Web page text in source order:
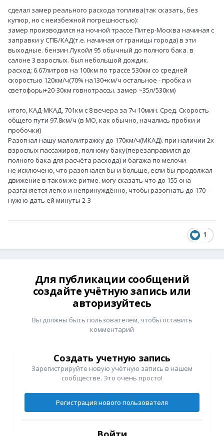
сделал замер реального расхода топлива(так сказать, без
купюр, но с неизбежной погрешностью):
замер производился на ночной трассе Питер-Москва начиная с
заправки у СПБ/КАД(т.е. начиная от границы города) в эти
выходные. бензин Лукойл 95 обычный до полного бака. в
салоне 3 взрослых. был небольшой дождик.
расход: 6.67литров на 100км по трассе 530км со средней
скоростью 120км/ч(70% на130+км/ч остальное - пробка и
светофоры+20-30км говнотрассы. замер ~35л/530км)
итого, КАД-МКАД, 701км с 8 вечера за 7ч 10мин. Сред. Скорость
общего пути 97.8км/ч (в МО, как обычно, начались пробки и
пробочки)
Разогнал нашу малолитражку до 170км/ч(МКАД). при наличии 2х
взрослых пассажиров, полному баку(перезаправился до
полного бака для расчёта расхода) и багажа по мелочи
не исключено, что разогнался бы и больше, если бы продолжал
движение в таком же ритме. могу сказать что до 155 она
разганяется легко и непринуждённо, чтобы разогнать до 170 -
нужно дать ей минуты 2-3
1
Для публикации сообщений
создайте учётную запись или
авторизуйтесь
Вы должны быть пользователем, чтобы оставить
комментарий
Создать учетную запись
Зарегистрируйте новую учётную запись в нашем
сообществе. Это очень просто!
Регистрация нового пользователя